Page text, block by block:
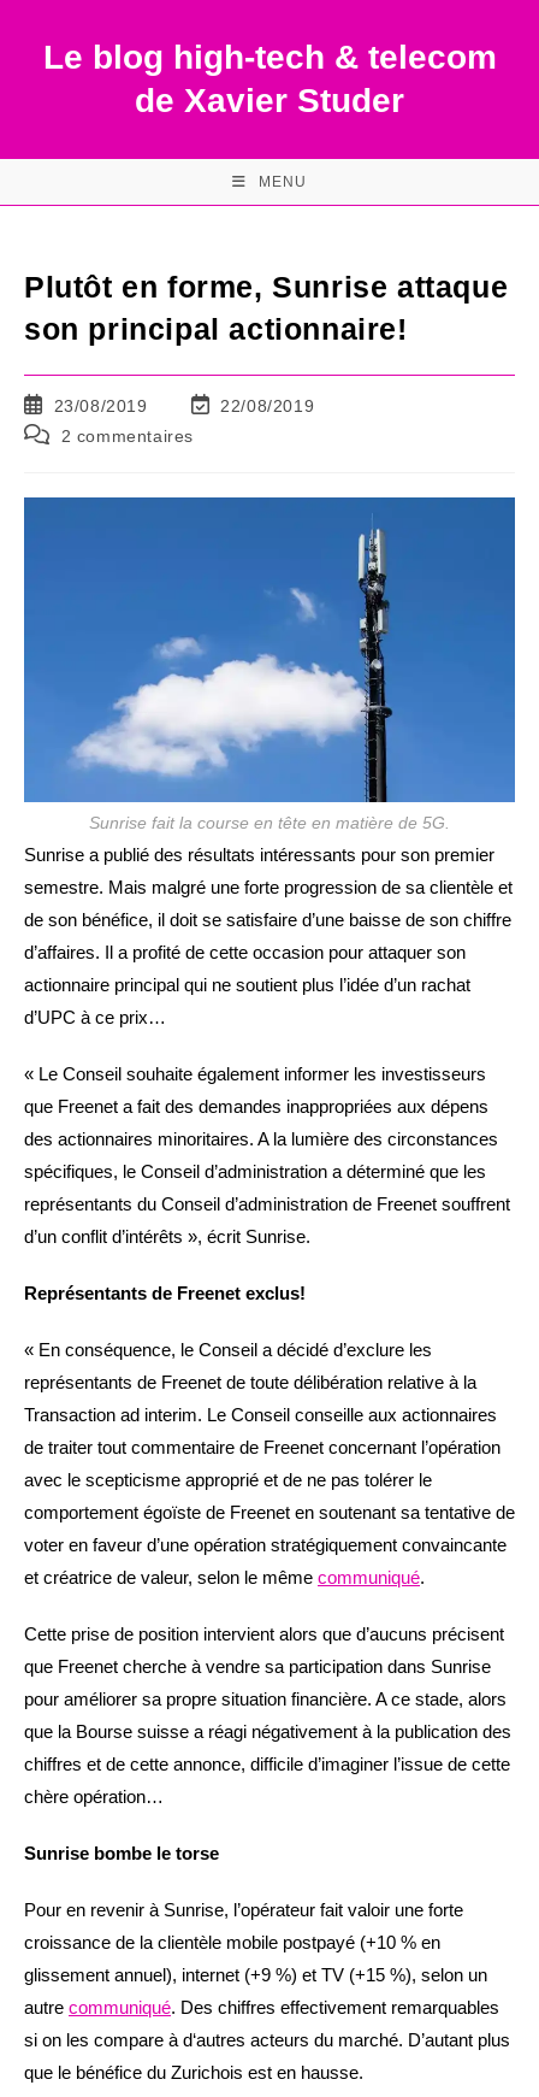
contentLe blog high-tech & telecom
de Xavier Studer
MENU
Plutôt en forme, Sunrise attaque
son principal actionnaire!
Publication
publiée :
23/08/2019
Dernière
publication :
22/08/2019
Commentaires
publication :
2 commentaires
Sunrise fait la course en tête en matière de 5G.
Sunrise a publié des résultats intéressants pour son premier
semestre. Mais malgré une forte progression de sa clientèle et
de son bénéfice, il doit se satisfaire d’une baisse de son chiffre
d’affaires. Il a profité de cette occasion pour attaquer son
actionnaire principal qui ne soutient plus l’idée d’un rachat
d’UPC à ce prix…
« Le Conseil souhaite également informer les investisseurs
que Freenet a fait des demandes inappropriées aux dépens
des actionnaires minoritaires. A la lumière des circonstances
spécifiques, le Conseil d’administration a déterminé que les
représentants du Conseil d’administration de Freenet souffrent
d’un conflit d’intérêts », écrit Sunrise.
Représentants de Freenet exclus!
« En conséquence, le Conseil a décidé d’exclure les
représentants de Freenet de toute délibération relative à la
Transaction ad interim. Le Conseil conseille aux actionnaires
de traiter tout commentaire de Freenet concernant l’opération
avec le scepticisme approprié et de ne pas tolérer le
comportement égoïste de Freenet en soutenant sa tentative de
voter en faveur d’une opération stratégiquement convaincante
et créatrice de valeur, selon le même communiqué.
Cette prise de position intervient alors que d’aucuns précisent
que Freenet cherche à vendre sa participation dans Sunrise
pour améliorer sa propre situation financière. A ce stade, alors
que la Bourse suisse a réagi négativement à la publication des
chiffres et de cette annonce, difficile d’imaginer l’issue de cette
chère opération…
Sunrise bombe le torse
Pour en revenir à Sunrise, l’opérateur fait valoir une forte
croissance de la clientèle mobile postpayé (+10 % en
glissement annuel), internet (+9 %) et TV (+15 %), selon un
autre communiqué. Des chiffres effectivement remarquables
si on les compare à d‘autres acteurs du marché. D’autant plus
que le bénéfice du Zurichois est en hausse.